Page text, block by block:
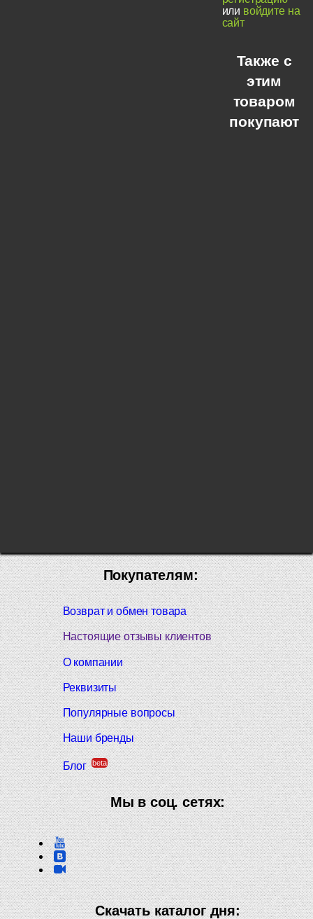
или войдите на
сайт
Также с
этим
товаром
покупают
Покупателям:
Возврат и обмен товара
Настоящие отзывы клиентов
О компании
Реквизиты
Популярные вопросы
Наши бренды
Блог beta
Мы в соц. сетях:
Скачать каталог дня: